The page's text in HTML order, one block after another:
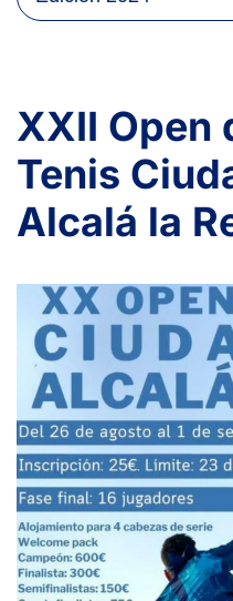
XXII Open
Tenis
Alcalá la